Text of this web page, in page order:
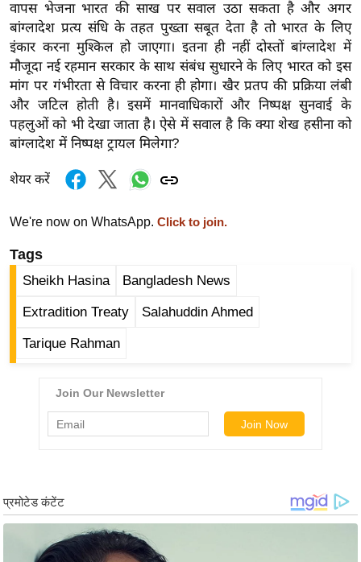
ज
ब्री
फ
म
नो
रं
ज
ज
त
बॉ
वु
ड
हॉ
क्षा
वापस भेजना भारत की साख पर सवाल उठा सकता है और अगर
बांग्लादेश प्रत्य संधि के तहत पुख्ता सबूत देता है तो भारत के लिए
इंकार करना मुश्किल हो जाएगा। इतना ही नहीं दोस्तों बांग्लादेश में
मौजूदा नई रहमान सरकार के साथ संबंध सुधारने के लिए भारत को इस
मांग पर गंभीरता से विचार करना ही होगा। खैर प्रतप की प्रक्रिया लंबी
और जटिल होती है। इसमें मानवाधिकारों और निष्पक्ष सुनवाई के
पहलुओं को भी देखा जाता है। ऐसे में सवाल है कि क्या शेख हसीना को
बांग्लादेश में निष्पक्ष ट्रायल मिलेगा?
शेयर करें
We're now on WhatsApp. Click to join.
Tags
Sheikh Hasina Bangladesh News
Extradition Treaty Salahuddin Ahmed
Tarique Rahman